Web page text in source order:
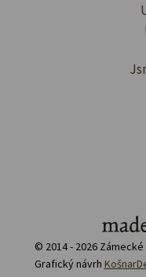
© 2014 - 2026
Grafický návrh